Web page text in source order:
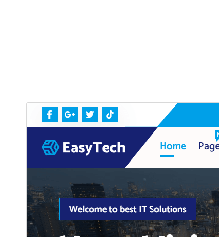
תצוגה מקדימה
SoftMe
5 באוגוסט 2026
התקנות פעילות
1,000+
גרסת וורדפרס
4.7
גרסת PHP
5.6
האתר של התבנית